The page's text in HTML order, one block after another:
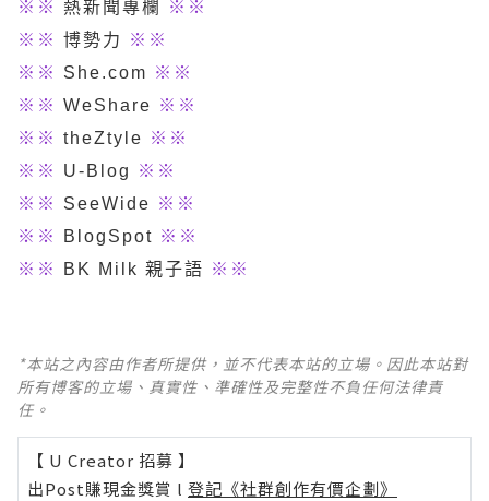
※※ 熱新聞專欄
※※
※※ 博勢力
※※
※※ She.com ※※
※※ WeShare ※※
※※ theZtyle ※※
※※
U-Blog
※※
※※ SeeWide ※※
※※
BlogSpot ※※
※※
BK Milk 親子語 ※※
*本站之內容由作者所提供，並不代表本站的立場。因此本站對
所有博客的立場、真實性、準確性及完整性不負任何法律責
任。
【 U Creator 招募 】
出Post賺現金獎賞 l 登記《社群創作有價企劃》